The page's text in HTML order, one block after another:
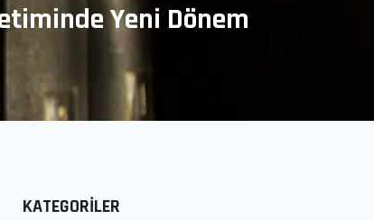
Yeni Dönem
KATEGORİLER